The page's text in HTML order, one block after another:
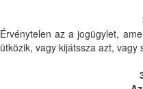
Érvénytelen az a jogügylet,
ütközik, vagy kijátssza azt, vagy